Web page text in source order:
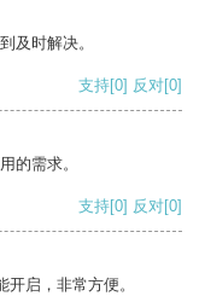
及时解决。
支持[0] 反对[0]
的需求。
支持[0] 反对[0]
启，非常方便。